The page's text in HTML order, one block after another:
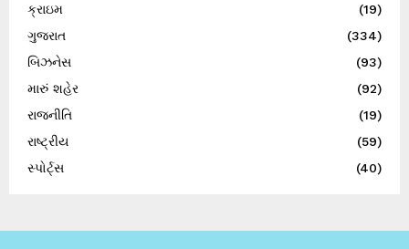
ક્રાઇમ
(19)
ગુજરાત
(334)
બિઝનેસ
(93)
મારું શહેર
(92)
રાજનીતિ
(19)
રાષ્ટ્રીય
(59)
સ્પોર્ટ્સ
(40)